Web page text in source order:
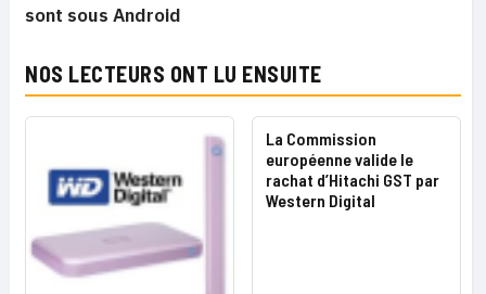
sont sous Android
NOS LECTEURS ONT LU ENSUITE
La Commission
européenne valide le
rachat d’Hitachi GST par
Western Digital